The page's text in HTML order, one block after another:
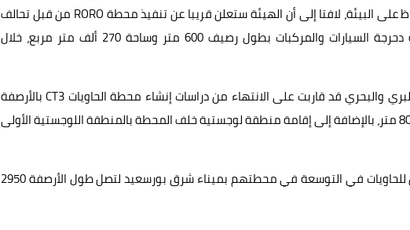
الدولية ورؤية مصر 2030 في مجال الاستدامة والحفاظ على البيئة، لافتا إلى أن الهيئة ستعلن قريبا عن تنفيذ محطة RORO من قبل تحالف
NYK Toyota Bollore بولوريه تويوتا لتشغيل محطة دحرجة السيارات والمركبات بطول رصيف 600 متر وساحة 270 ألف متر مربع، خلال
وقال إن الهيئة بالتعاون مع الشركة القابضة للنقل البري والبحري قد قاربت على الانتهاء من دراسات إنشاء محطة الحاويات CT3 بالأرصفة
الشرقية، لتشغيل المحطة مع الشركة بطول رصيف 800 متر، بالإضافة إلى إقامة منطقة لوجستية خلف المحطة بالمنطقة اللوجستية الأولى
وكشف الفريق مميش عن رغبة شركة قناة السويس للحاويات في التوسعة في محطتهم بميناء شرق بورسعيد لتصل طول الأرصفة 2950